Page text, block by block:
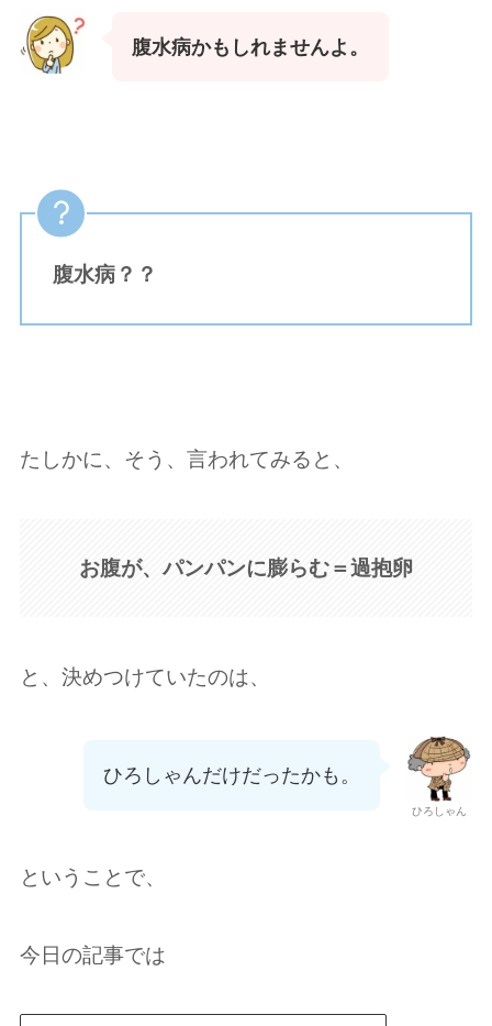
腹水病かもしれませんよ。
腹水病？？
たしかに、そう、言われてみると、
お腹が、パンパンに膨らむ＝過抱卵
と、決めつけていたのは、
ひろしゃん
ひろしゃんだけだったかも。
ということで、
今日の記事では